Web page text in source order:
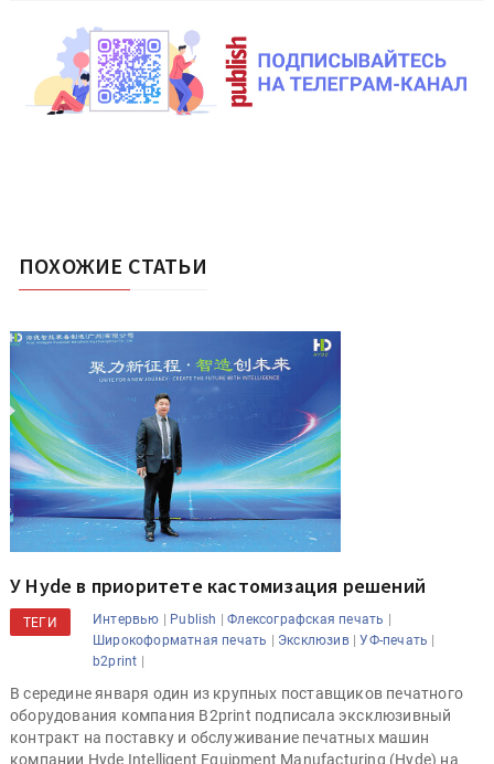
ПОХОЖИЕ СТАТЬИ
У Hyde в приоритете кастомизация решений
ТЕГИ Интервью | Publish |Флексографская печать |
Широкоформатная печать | Эксклюзив|УФ-печать |
b2print |
В середине января один из крупных поставщиков печатного
оборудования компания B2print подписала эксклюзивный
контракт на поставку и обслуживание печатных машин
компании Hyde Intelligent Equipment Manufacturing (Hyde) на